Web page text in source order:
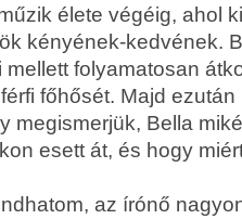
élete végéig, ahol
kényének-kedvének.
folyamatosan
főhősét. Majd
megismerjük, Bella
esett át, és hogy
az írónő